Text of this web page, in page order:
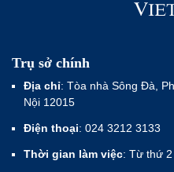
Trụ sở chính
Địa chỉ: Tòa nhà Sông Đà,
Nội 12015
Điện thoại: 024 3212 3133
Thời gian làm việc: Từ thứ